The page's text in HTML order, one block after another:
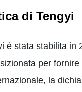
di Tengyi
è stata stabilita
per
la